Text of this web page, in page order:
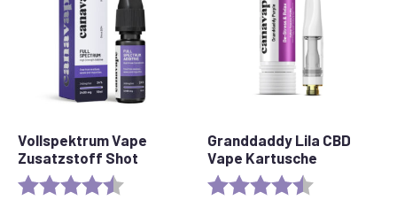
Vollspektrum Vape
Zusatzstoff Shot
Bewertung: 4,6 von 5 Sternen
Granddaddy Lila CBD
Vape Kartusche
Bewertung: